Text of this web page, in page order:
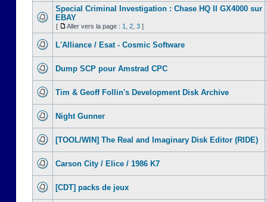
Special Criminal Investigation : Chase HQ II GX4000 sur
EBAY
[ Aller vers la page : 1 2 3 ]
L'Alliance / Esat - Cosmic Software
Dump SCP pour Amstrad CPC
Tim & Geoff Follin's Development Disk Archive
Night Gunner
[TOOL/WIN] The Real and Imaginary Disk Editor (RIDE)
Carson City / Elice / 1986 K7
[CDT] packs de jeux